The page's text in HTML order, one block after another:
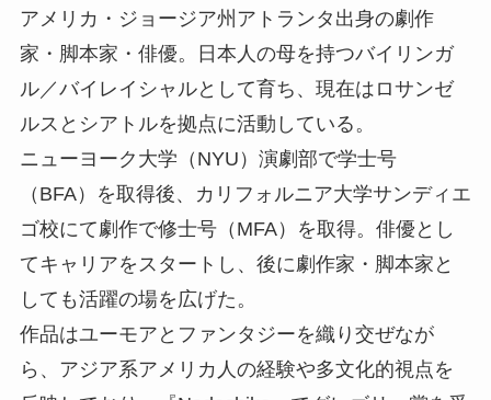
アメリカ・ジョージア州アトランタ出身の劇作
家・脚本家・俳優。日本人の母を持つバイリンガ
ル／バイレイシャルとして育ち、現在はロサンゼ
ルスとシアトルを拠点に活動している。
ニューヨーク大学（NYU）演劇部で学士号
（BFA）を取得後、カリフォルニア大学サンディエ
ゴ校にて劇作で修士号（MFA）を取得。俳優とし
てキャリアをスタートし、後に劇作家・脚本家と
しても活躍の場を広げた。
作品はユーモアとファンタジーを織り交ぜなが
ら、アジア系アメリカ人の経験や多文化的視点を